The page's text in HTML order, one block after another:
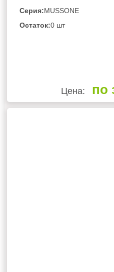
Серия:MUSSONE
Остаток:0 шт
Цена: по